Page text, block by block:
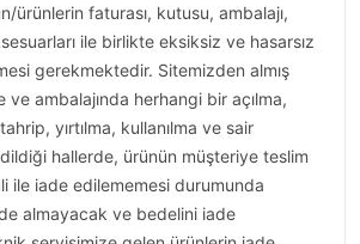
ürünlerin faturası, kutusu, ambalajı,
ile birlikte eksiksiz ve hasarsız
gerekmektedir. Sitemizden almış
ambalajında herhangi bir açılma,
yırtılma, kullanılma ve sair
hallerde, ürünün müşteriye teslim
ile iade edilememesi durumunda
almayacak ve bedelini iade